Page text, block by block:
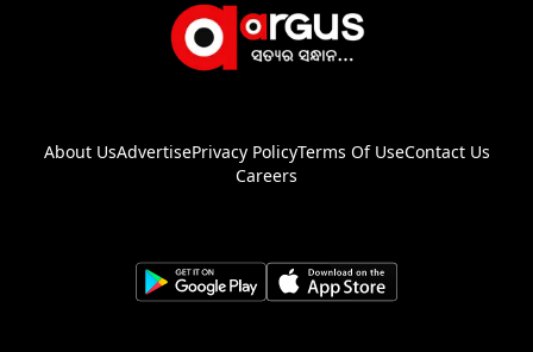
About UsAdvertisePrivacy PolicyTerms Of UseContact Us
Careers